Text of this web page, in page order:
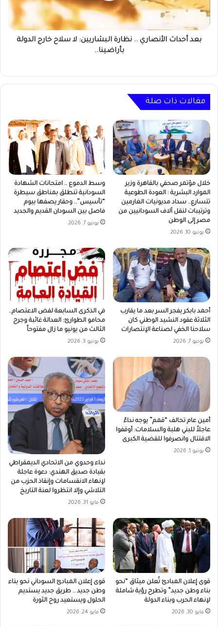
سلاح
خارج
الدولةبعد أحداث الأنصاري .. نظارة البشاريين: لا سلاح خارج الدولة
بأراضينا..
مقالات ذات صلة
خلال مؤتمر صحفي بالقاهرة وزير
الموارد البشرية : العودة الطوعية
تتسارع.. سداد مديونيات الغارمين
وترتيبات لنقل آلاف السودانيين من
مصر إلى الوطن
يونيو 10, 2026
وسط الدموع .. امتحانات الشهادة
السودانية تنطلق بمناطق سيطرة
“تأسيس”.. وحقار يصفها بيوم
فاصل بين السودان القديم والجديد
يونيو 7, 2026
أحمد بابكر يفجر السر بعد ما يقارب
الثلاثة عقود النشيد الوطني كان
سلاحنا الخفي لصناعة الإنتصارات
يونيو 7, 2026
في الذكرى السابعة لفض الاعتصام..
محامو الطوارئ: العدالة غائبة وجرح
الثالث من يونيو ما زال مفتوحاً
يونيو 3, 2026
أمين عام تحالف “قمم” يوجه نداءً
عاجلاً للبني هلبة والسلامات: أوقفوا
الاقتتال وانصرفوا للقضية الكبرى
يونيو 1, 2026
نداء وحدوي من الاتحادي الديمقراطي
بقيادة صديق الهندي: دعوة عاجلة
لإنهاء الانقسامات وإنقاذ الحزب من
التلاشي وإلا انتظروا لعنة التاريخ
مايو 31, 2026
قوى إعلان المبادئ تُعلن ميثاق “نحو
بناء وطن جديد” وتطرح رؤية شاملة
لإنهاء الحرب وبناء الدولة
مايو 30, 2026
قوى إعلان المبادئ السوداني نحو بناء
وطن جديد .. طريق جديد يستديم
الحلول ويستعيد روح الثورة
مايو 24, 2026